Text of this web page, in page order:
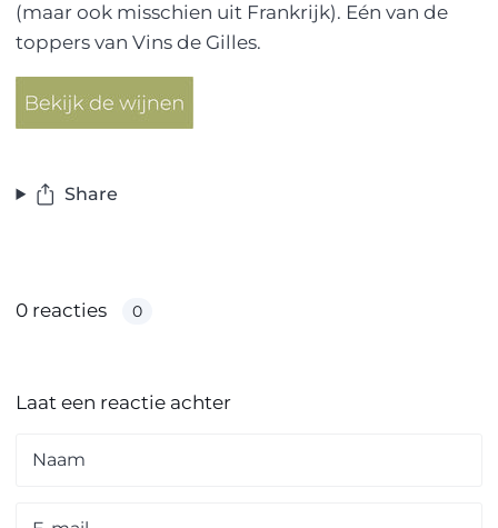
(maar ook misschien uit Frankrijk). Eén van de
toppers van Vins de Gilles.
Share
0 reacties 0
Laat een reactie achter